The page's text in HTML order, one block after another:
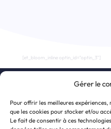
Gérer le
Pour offrir les meilleures
que les cookies pour stocker et/ou
Le fait de consentir à ces
[et_bloom_inline optin_id="optin_3"]
S’inscrire